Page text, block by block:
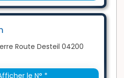
Route Desteil 04200
le N° *